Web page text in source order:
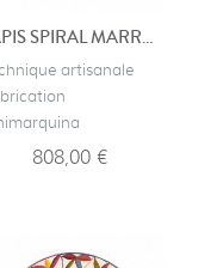
TAPIS SPIRAL MARRON
artisanale
808,00 €